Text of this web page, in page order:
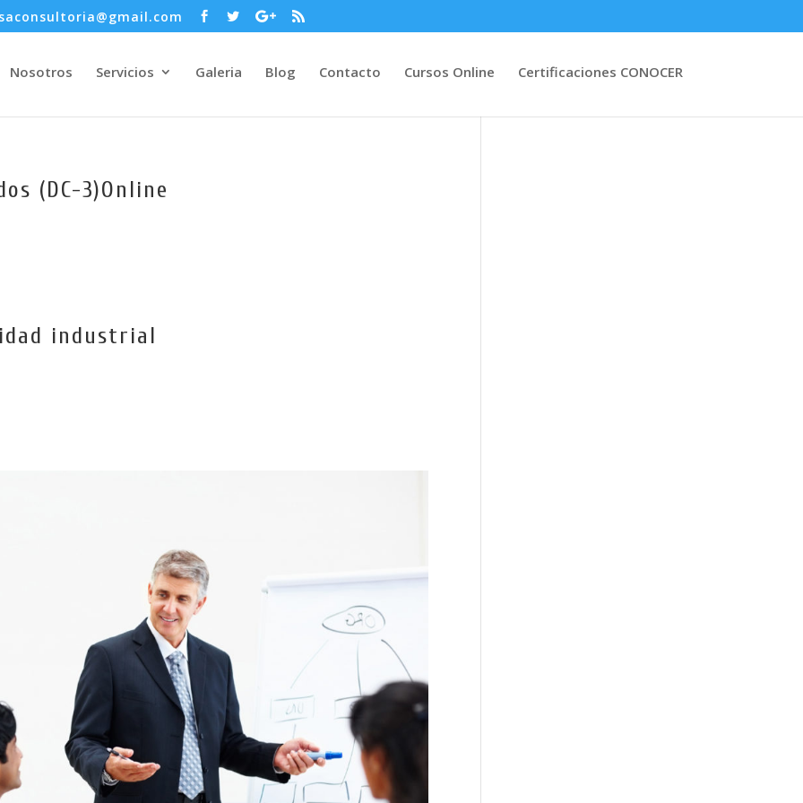
Nosotros Servicios Galeria Blog Contacto Cursos Online Certificaciones CONOCER
(DC-3)Online
industrial